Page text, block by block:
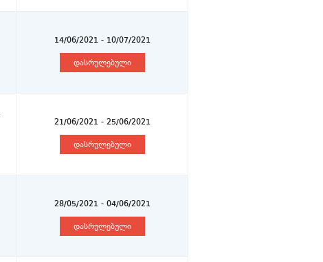
14/06/2021 - 10/07/2021
დასრულებული
21/06/2021 - 25/06/2021
დასრულებული
28/05/2021 - 04/06/2021
დასრულებული